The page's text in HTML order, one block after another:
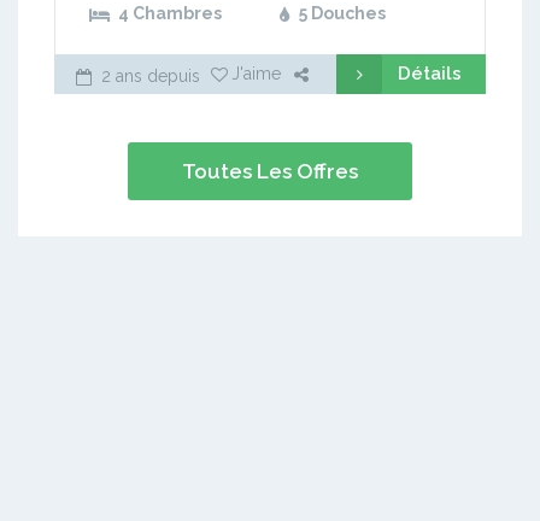
4 Chambres 5 Douches
2 ans depuis J'aime Détails
Toutes Les Offres